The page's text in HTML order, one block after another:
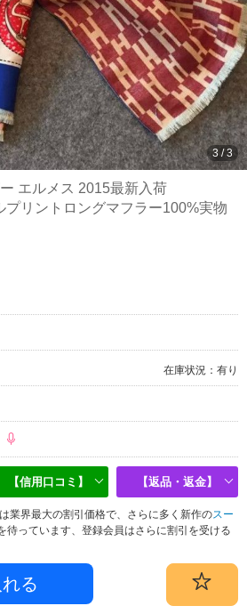
3 /3
エルメス 2015最新入荷
プリントロングマフラー100%実物
在庫状況：有り
【信用口コミ】 【返品・返金】
業界最大の割引価格で、さらに多く新作のスー
待っています、登録会員はさらに割引を受ける